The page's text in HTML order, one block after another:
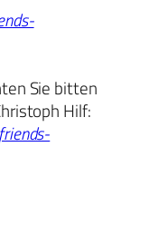
Sie bitten
Hilf: